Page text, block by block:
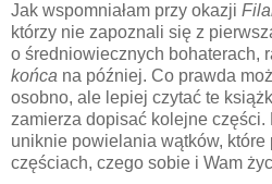
Jak wspomniałam przy okazji
którzy nie zapoznali się z
o średniowiecznych bohaterach,
końca na później. Co prawda
osobno, ale lepiej czytać te
zamierza dopisać kolejne części.
uniknie powielania wątków, które
częściach, czego sobie i Wam